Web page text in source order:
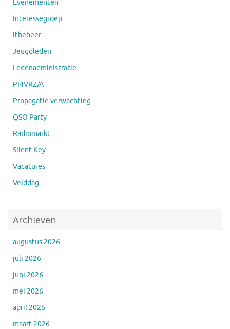
Evenementen
Interessegroep
itbeheer
Jeugdleden
Ledenadministratie
PI4VRZ/A
Propagatie verwachting
QSO Party
Radiomarkt
Silent Key
Vacatures
Velddag
Archieven
augustus 2026
juli 2026
juni 2026
mei 2026
april 2026
maart 2026